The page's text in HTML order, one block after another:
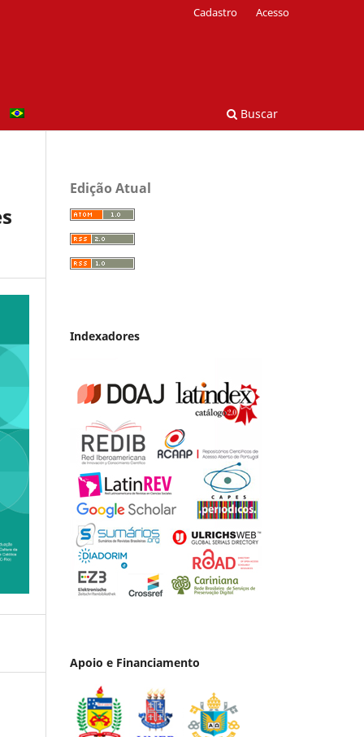
Buscar
Cadastro Acesso
Edição Atual
Indexadores
Apoio e Financiamento